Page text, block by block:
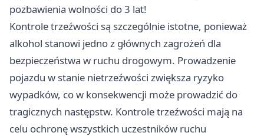
pozbawienia wolności do 3 lat!
Kontrole trzeźwości są szczególnie istotne, ponieważ
alkohol stanowi jedno z głównych zagrożeń dla
bezpieczeństwa w ruchu drogowym. Prowadzenie
pojazdu w stanie nietrzeźwości zwiększa ryzyko
wypadków, co w konsekwencji może prowadzić do
tragicznych następstw. Kontrole trzeźwości mają na
celu ochronę wszystkich uczestników ruchu